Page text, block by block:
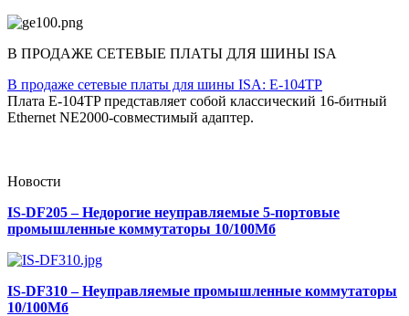
В ПРОДАЖЕ СЕТЕВЫЕ ПЛАТЫ ДЛЯ ШИНЫ ISA
В продаже сетевые платы для шины ISA: E-104TP
Плата E-104TP представляет собой классический 16-битный
Ethernet NE2000-совместимый адаптер.
Новости
IS-DF205 – Недорогие неуправляемые 5-портовые
промышленные коммутаторы 10/100Мб
IS-DF310 – Неуправляемые промышленные коммутаторы
10/100Мб